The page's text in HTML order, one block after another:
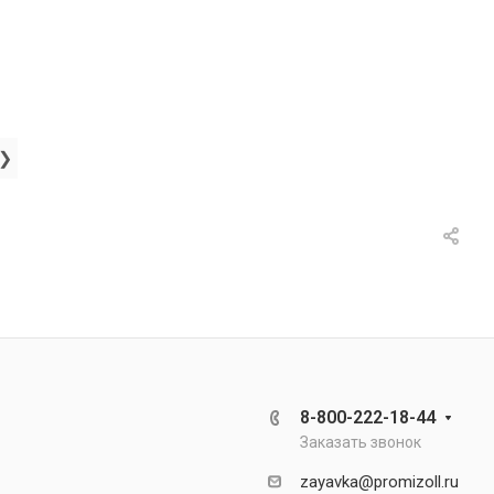
8-800-222-18-44
Заказать звонок
zayavka@promizoll.ru